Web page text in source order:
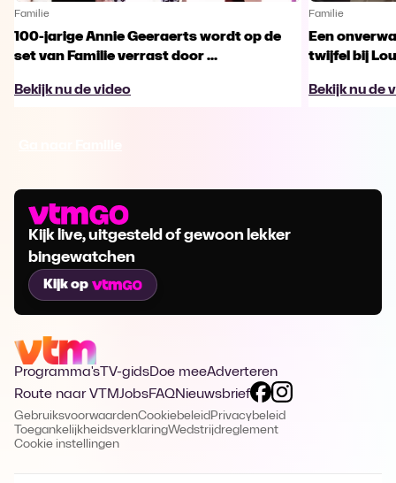
Familie
100-jarige Annie Geeraerts wordt op de
set van Familie verrast door ...
Bekijk nu de video
Familie
Een
twijfel bij
Bekijk nu de
Kijk live, uitgesteld of gewoon lekker
bingewatchen
Kijk op
Programma's TV-gidsDoe meeAdverteren
Route naar VTMJobsFAQNieuwsbrief
GebruiksvoorwaardenCookiebeleid Privacybeleid
ToegankelijkheidsverklaringWedstrijdreglement
Cookie instellingen